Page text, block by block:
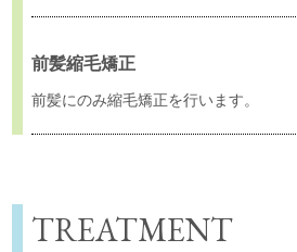
前髪縮毛矯正
前髪にのみ縮毛矯正を行います。
TREATMENT